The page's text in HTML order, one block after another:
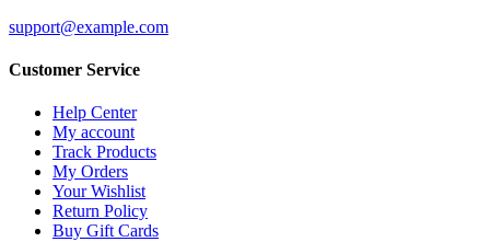
support@example.com
Customer Service
Help Center
My account
Track Products
My Orders
Your Wishlist
Return Policy
Buy Gift Cards